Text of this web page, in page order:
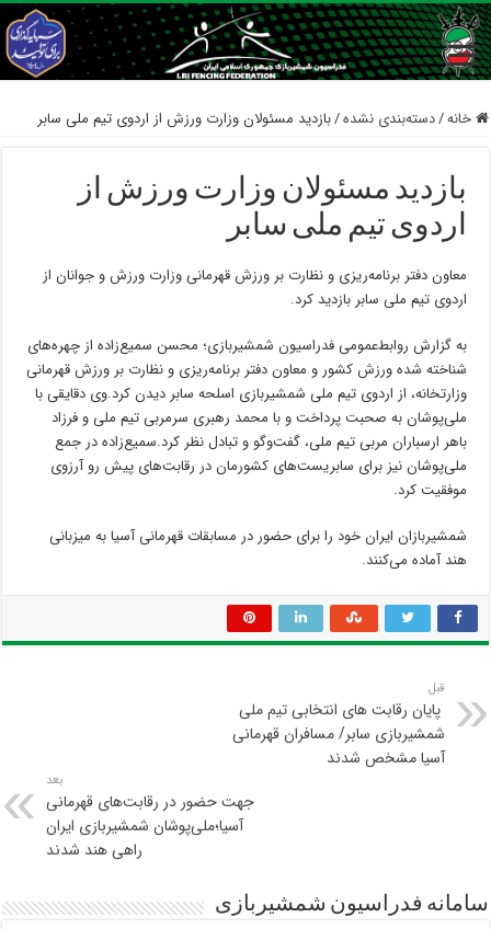
خانه/دسته‌بندی نشده/بازدید مسئولان وزارت ورزش از اردوی تیم ملی سابر
بازدید مسئولان وزارت ورزش از
اردوی تیم ملی سابر
معاون دفتر برنامه‌ریزی و نظارت بر ورزش قهرمانی وزارت ورزش و جوانان از
اردوی تیم ملی سابر بازدید کرد.
به گزارش روابط‌عمومی فدراسیون شمشیربازی؛ محسن سمیع‌زاده از چهره‌های‌
شناخته شده ورزش کشور و معاون دفتر برنامه‌ریزی و نظارت بر ورزش قهرمانی
وزارتخانه، از اردوی تیم ملی شمشیربازی اسلحه سابر دیدن کرد.وی دقایقی با
ملی‌پوشان به صحبت پرداخت و با محمد رهبری سرمربی تیم ملی و فرزاد
باهر ارسباران مربی تیم ملی، گفت‌وگو و تبادل نظر کرد.سمیع‌زاده در جمع
ملی‌پوشان نیز برای سابریست‌های کشورمان در رقابت‌های پیش رو آرزوی
موفقیت کرد.
شمشیربازان ایران خود را برای حضور در مسابقات قهرمانی آسیا به میزبانی
هند آماده می‌کنند.
قبل
‍ پایان رقابت های انتخابی تیم ملی
شمشیربازی سابر/ مسافران قهرمانی
آسیا مشخص شدند
بعد
جهت حضور در رقابت‌های قهرمانی
آسیا؛ملی‌پوشان شمشیربازی ایران
راهی هند شدند
سامانه فدراسیون شمشیربازی